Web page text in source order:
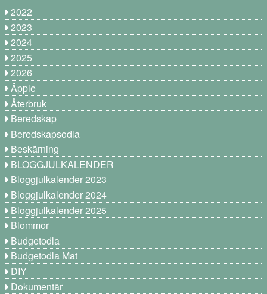
2022
2023
2024
2025
2026
Äpple
Återbruk
Beredskap
Beredskapsodla
Beskärning
BLOGGJULKALENDER
Bloggjulkalender 2023
Bloggjulkalender 2024
Bloggjulkalender 2025
Blommor
Budgetodla
Budgetodla Mat
DIY
Dokumentär